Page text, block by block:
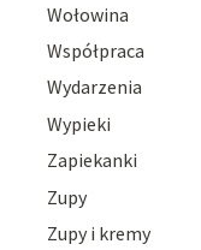
Wołowina
Współpraca
Wydarzenia
Wypieki
Zapiekanki
Zupy
Zupy i kremy